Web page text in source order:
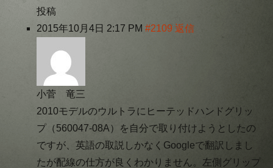
投稿
2015年10月4日 2:17 PM #2109 返信
小菅 竜三
2010モデルのウルトラにヒーテッドハンドグリッ
プ（560047-08A）を自分で取り付けようとしたの
ですが、英語の取説しかなくGoogleで翻訳しまし
たが配線の仕方が良くわかりません。左側グリップ